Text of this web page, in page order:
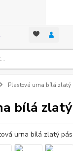
Plastová urna bílá zlatý
bílá